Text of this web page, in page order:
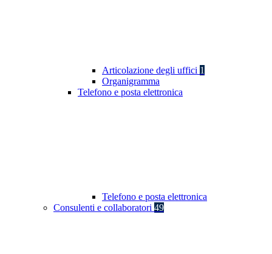
Articolazione degli uffici 1
Organigramma
Telefono e posta elettronica
Telefono e posta elettronica
Consulenti e collaboratori 49